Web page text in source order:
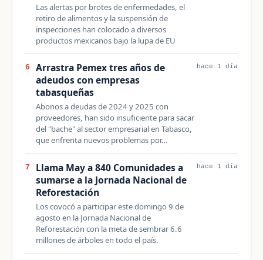
Las alertas por brotes de enfermedades, el
retiro de alimentos y la suspensión de
inspecciones han colocado a diversos
productos mexicanos bajo la lupa de EU
6
Arrastra Pemex tres años de
adeudos con empresas
tabasqueñas
Abonos a deudas de 2024 y 2025 con
proveedores, han sido insuficiente para sacar
del "bache" al sector empresarial en Tabasco,
que enfrenta nuevos problemas por…
hace 1 día
7
Llama May a 840 Comunidades a
sumarse a la Jornada Nacional de
Reforestación
Los covocó a participar este domingo 9 de
agosto en la Jornada Nacional de
Reforestación con la meta de sembrar 6.6
millones de árboles en todo el país.
hace 1 día